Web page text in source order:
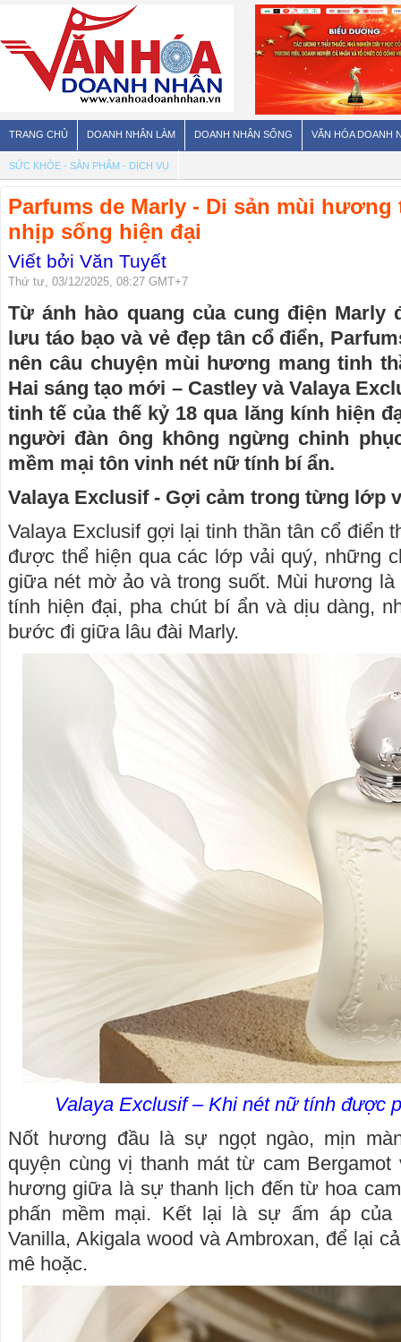
TRANG CHỦ DOANH NHÂN LÀM DOANH NHÂN SỐNG VĂN HÓA DOANH
SỨC KHỎE - SẢN PHẨM - DỊCH VỤ
Parfums de Marly - Di sản mùi
nhịp sống hiện đại
Viết bởi Văn Tuyết
Thứ tư, 03/12/2025, 08:27 GMT+7
Từ ánh hào quang của cung điện Marly
lưu táo bạo và vẻ đẹp tân cổ điển,
nên câu chuyện mùi hương mang tinh
Hai sáng tạo mới – Castley và Valaya
tinh tế của thế kỷ 18 qua lăng kính hiện
người đàn ông không ngừng chinh
mềm mại tôn vinh nét nữ tính bí ẩn.
Valaya Exclusif - Gợi cảm trong từng lớp
Valaya Exclusif gợi lại tinh thần tân cổ điển
được thể hiện qua các lớp vải quý, những
giữa nét mờ ảo và trong suốt. Mùi hương
tính hiện đại, pha chút bí ẩn và dịu dàng,
bước đi giữa lâu đài Marly.
Valaya Exclusif – Khi nét nữ tính được
Nốt hương đầu là sự ngọt ngào, mịn
quyện cùng vị thanh mát từ cam Bergamot
hương giữa là sự thanh lịch đến từ hoa
phấn mềm mại. Kết lại là sự ấm áp
Vanilla, Akigala wood và Ambroxan, để lại
mê hoặc.